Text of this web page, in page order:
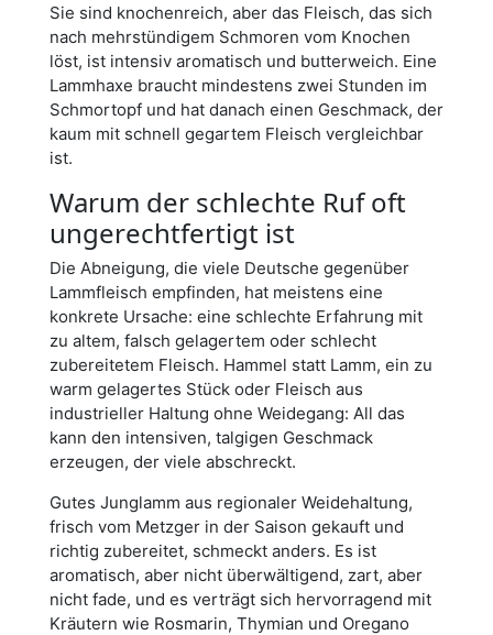
Sie sind knochenreich, aber das Fleisch, das sich
nach mehrstündigem Schmoren vom Knochen
löst, ist intensiv aromatisch und butterweich. Eine
Lammhaxe braucht mindestens zwei Stunden im
Schmortopf und hat danach einen Geschmack, der
kaum mit schnell gegartem Fleisch vergleichbar
ist.
Warum der schlechte Ruf oft
ungerechtfertigt ist
Die Abneigung, die viele Deutsche gegenüber
Lammfleisch empfinden, hat meistens eine
konkrete Ursache: eine schlechte Erfahrung mit
zu altem, falsch gelagertem oder schlecht
zubereitetem Fleisch. Hammel statt Lamm, ein zu
warm gelagertes Stück oder Fleisch aus
industrieller Haltung ohne Weidegang: All das
kann den intensiven, talgigen Geschmack
erzeugen, der viele abschreckt.
Gutes Junglamm aus regionaler Weidehaltung,
frisch vom Metzger in der Saison gekauft und
richtig zubereitet, schmeckt anders. Es ist
aromatisch, aber nicht überwältigend, zart, aber
nicht fade, und es verträgt sich hervorragend mit
Kräutern wie Rosmarin, Thymian und Oregano